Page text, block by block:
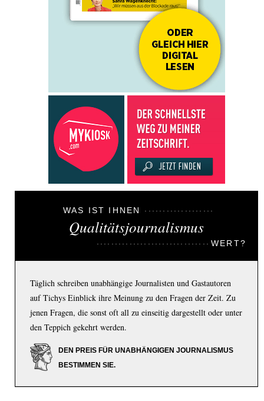
WAS IST IHNEN
Qualitätsjournalismus
WERT?
Täglich schreiben unabhängige Journalisten und Gastautoren
auf Tichys Einblick ihre Meinung zu den Fragen der Zeit. Zu
jenen Fragen, die sonst oft all zu einseitig dargestellt oder unter
den Teppich gekehrt werden.
DEN PREIS FÜR UNABHÄNGIGEN JOURNALISMUS
BESTIMMEN SIE.